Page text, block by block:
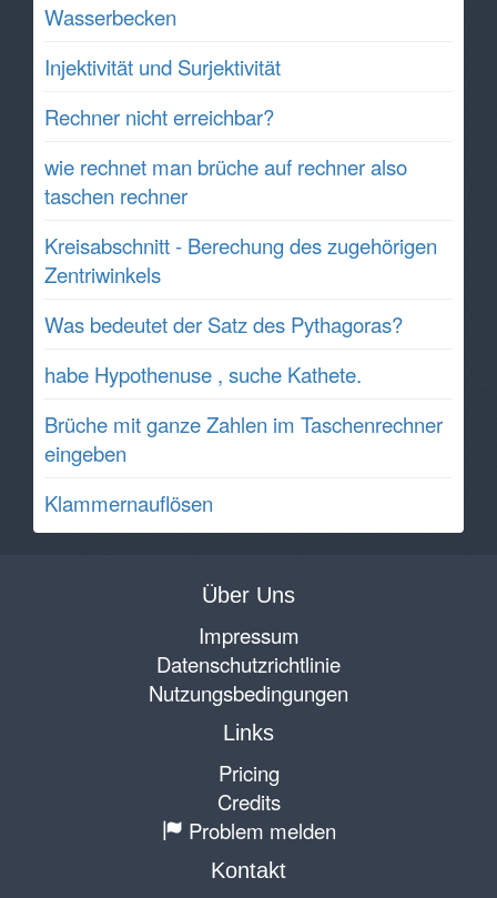
Wasserbecken
Injektivität und Surjektivität
Rechner nicht erreichbar?
wie rechnet man brüche auf rechner also
taschen rechner
Kreisabschnitt - Berechung des zugehörigen
Zentriwinkels
Was bedeutet der Satz des Pythagoras?
habe Hypothenuse , suche Kathete.
Brüche mit ganze Zahlen im Taschenrechner
eingeben
Klammernauflösen
Über Uns
Impressum
Datenschutzrichtlinie
Nutzungsbedingungen
Links
Pricing
Credits
Problem melden
Kontakt